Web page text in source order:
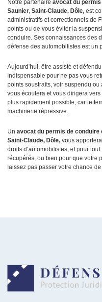
Notre partenaire avocat du permis
Saunier, Saint-Claude, Dôle, est
administratifs et correctionnels de
points ou de vous éviter la
conduire. Ses connaissances des
défense des automobilistes est un
Aujourd’hui, être assisté et
indispensable pour ne pas vous
points soustraits, voir suspendu
vous écoutera et vous dirigera
plus rapidement possible, car le
machinerie répressive.
Un avocat du permis de conduire
Saint-Claude, Dôle, vous
droits d’automobilistes, et pour
récupérés, ou bien pour que votre
laissez pas passer votre chance